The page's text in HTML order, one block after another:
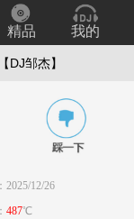
精品 我的
DJ邹杰】
2025/12/26
487℃